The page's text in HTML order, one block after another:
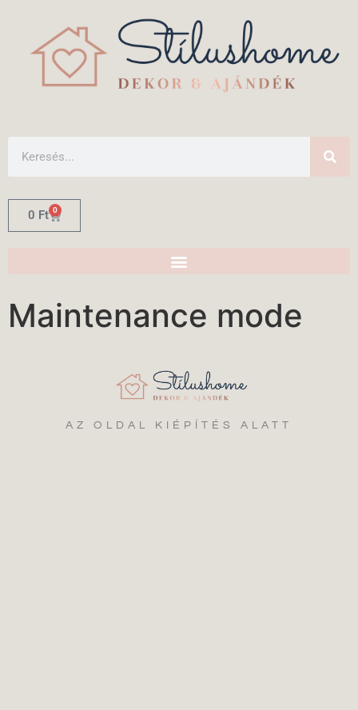
0 Ft 0
Maintenance mode
AZ OLDAL KIÉPÍTÉS ALATT